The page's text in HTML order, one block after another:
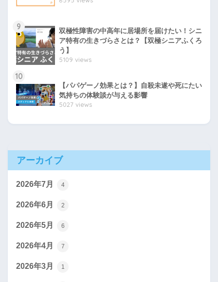
9
双極性障害の中高年に居場所を届けたい！シニ
ア特有の生きづらさとは？【双極シニアふくろ
う】
5109 views
10
【パパゲーノ効果とは？】自殺未遂や死にたい
気持ちの体験談が与える影響
5027 views
アーカイブ
2026年7月 4
2026年6月 2
2026年5月 6
2026年4月 7
2026年3月 1